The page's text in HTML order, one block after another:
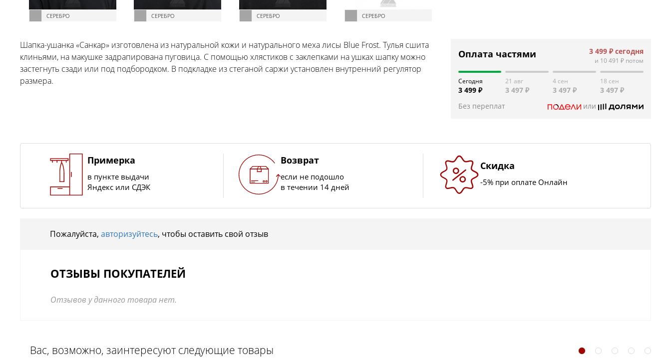
СЕРЕБРО СЕРЕБРО СЕРЕБРО СЕРЕБРО
Шапка-ушанка «Санкар» изготовлена из натуральной кожи и натурального меха лисы Blue Frost. Тулья сшита
клиньями, на макушке задрапирована пуговица. С помощью хлястиков с заклепками на ушках шапку можно
застегнуть сзади или под подбородком. В подкладке из стеганой саржи установлен внутренний регулятор
размера.
Оплата частями 3 499 ₽сегодня
и 10 491 ₽потом
Сегодня
3 499 ₽
21 авг
3 497 ₽
4 сен
3 497 ₽
18 сен
3 497 ₽
Без переплат
или
Примерка
в пункте выдачи
Яндекс или СДЭК
Возврат
если не подошло
в течении 14 дней
Скидка
-5% при оплате Онлайн
Пожалуйста, авторизуйтесь, чтобы оставить свой отзыв
ОТЗЫВЫ ПОКУПАТЕЛЕЙ
Отзывов у данного товара нет.
Вас, возможно, заинтересуют следующие товары